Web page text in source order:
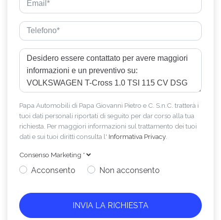
Papa Automobili di Papa Giovanni Pietro e C. S.n.C. tratterà i
tuoi dati personali riportati di seguito per dar corso alla tua
richiesta. Per maggiori informazioni sul trattamento dei tuoi
dati e sui tuoi diritti consulta l' Informativa Privacy
Consenso Marketing *
Acconsento Non acconsento